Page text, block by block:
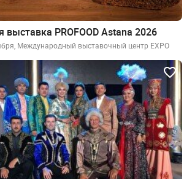
PROFOOD Astana 2026
Международный выставочный центр EXPO